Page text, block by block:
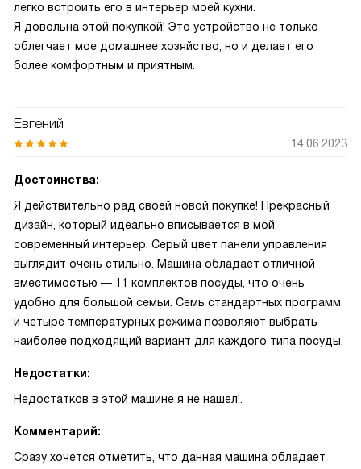
легко встроить его в интерьер моей кухни.
Я довольна этой покупкой! Это устройство не только
облегчает мое домашнее хозяйство, но и делает его
более комфортным и приятным.
Евгений
14.06.2023
Достоинства:
Я действительно рад своей новой покупке! Прекрасный
дизайн, который идеально вписывается в мой
современный интерьер. Серый цвет панели управления
выглядит очень стильно. Машина обладает отличной
вместимостью — 11 комплектов посуды, что очень
удобно для большой семьи. Семь стандартных программ
и четыре температурных режима позволяют выбрать
наиболее подходящий вариант для каждого типа посуды.
Недостатки:
Недостатков в этой машине я не нашел!.
Комментарий:
Сразу хочется отметить, что данная машина обладает